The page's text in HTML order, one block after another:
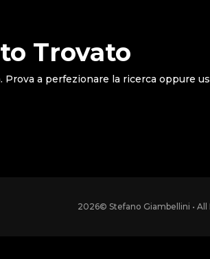
Trovato
a perfezionare la ricerca oppure
2026© Stefano Giambellini •